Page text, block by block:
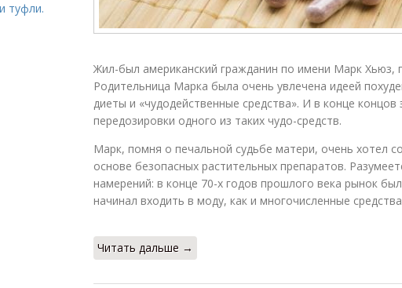
Жил-был американский гражданин по имени Марк Хьюз,
Родительница Марка была очень увлечена идеей
диеты и «чудодейственные средства». И в конце
передозировки одного из таких чудо-средств.
Марк, помня о печальной судьбе матери, очень хотел
основе безопасных растительных препаратов.
намерений: в конце 70-х годов прошлого века рынок
начинал входить в моду, как и многочисленные
Читать дальше →
туфли.